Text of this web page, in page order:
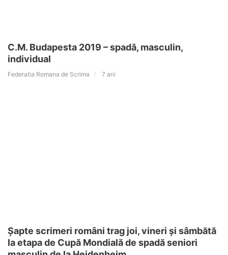
C.M. Budapesta 2019 – spadă, masculin,
individual
Federatia Romana de Scrima 7 ani
Șapte scrimeri români trag joi, vineri și sâmbătă
la etapa de Cupă Mondială de spadă seniori